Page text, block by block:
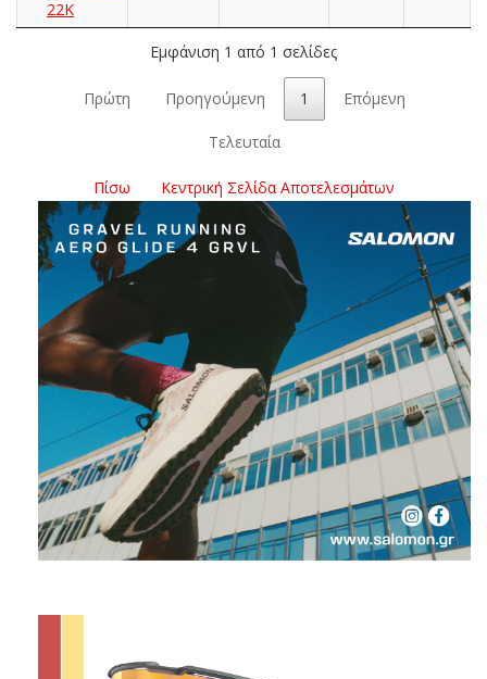
22Κ
Εμφάνιση 1 από 1 σελίδες
Πρώτη Προηγούμενη 1 Επόμενη
Τελευταία
Πίσω Κεντρική Σελίδα Αποτελεσμάτων